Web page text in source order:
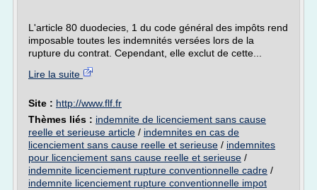
L'article 80 duodecies, 1 du code général des impôts rend
imposable toutes les indemnités versées lors de la
rupture du contrat. Cependant, elle exclut de cette...
Lire la suite
Site : http://www.flf.fr
Thèmes liés : indemnite de licenciement sans cause
reelle et serieuse article / indemnites en cas de
licenciement sans cause reelle et serieuse / indemnites
pour licenciement sans cause reelle et serieuse /
indemnite licenciement rupture conventionnelle cadre /
indemnite licenciement rupture conventionnelle impot